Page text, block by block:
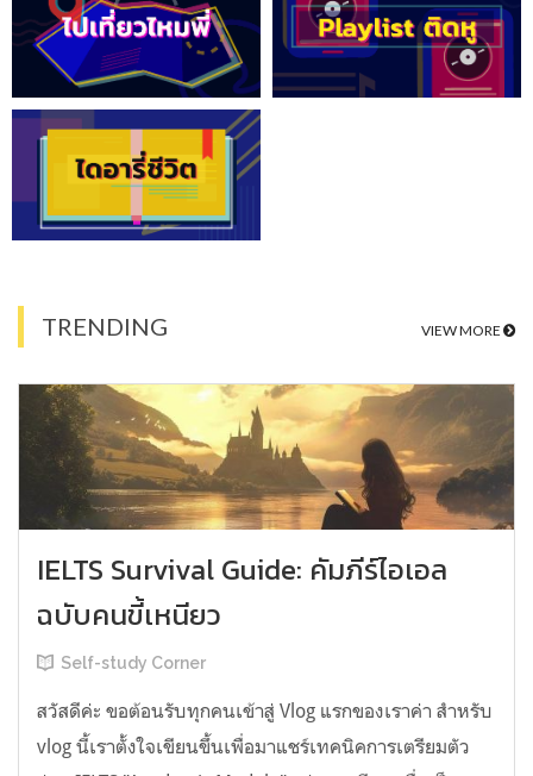
TRENDING VIEW MORE
IELTS Survival Guide: คัมภีร์ไอเอล
ฉบับคนขี้เหนียว
Self-study Corner
สวัสดีค่ะ ขอต้อนรับทุกคนเข้าสู่ Vlog แรกของเราค่า สำหรับ
vlog นี้เราตั้งใจเขียนขึ้นเพื่อมาแชร์เทคนิคการเตรียมตัว